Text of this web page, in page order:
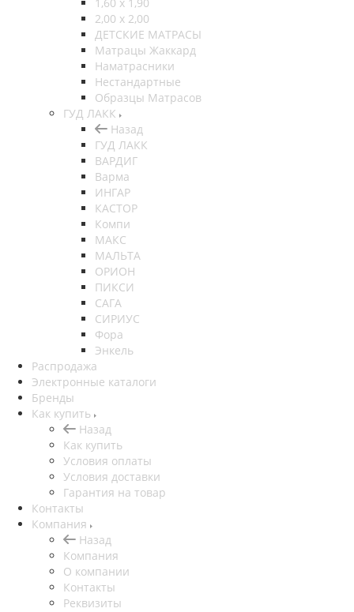
1,60 х 1,90
2,00 х 2,00
ДЕТСКИЕ МАТРАСЫ
Матрацы Жаккард
Наматрасники
Нестандартные
Образцы Матрасов
ГУД ЛАКК
Назад
ГУД ЛАКК
ВАРДИГ
Варма
ИНГАР
КАСТОР
Компи
МАКС
МАЛЬТА
ОРИОН
ПИКСИ
САГА
СИРИУС
Фора
Энкель
Распродажа
Электронные каталоги
Бренды
Как купить
Назад
Как купить
Условия оплаты
Условия доставки
Гарантия на товар
Контакты
Компания
Назад
Компания
О компании
Контакты
Реквизиты